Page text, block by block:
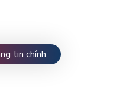
tin chính